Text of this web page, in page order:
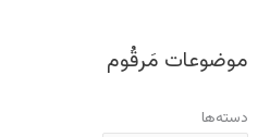
موضوعات مَرقُوم
دسته‌ها